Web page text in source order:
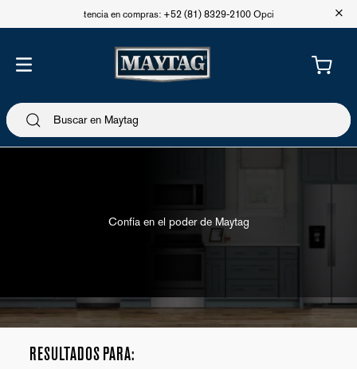
Asistencia en compras: +52 (81) 8329-2100 Opción 1 +
Confía en el poder de Maytag
Accesorios y Consumibles Accesorios para cocina
RESULTADOS PARA: